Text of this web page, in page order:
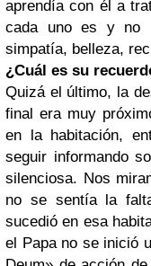
aprendía con él a
cada uno es y no
simpatía, belleza,
¿Cuál es su
Quizá el último, la
final era muy
en la habitación,
seguir informando
silenciosa. Nos
no se sentía la
sucedió en esa
el Papa no se inició